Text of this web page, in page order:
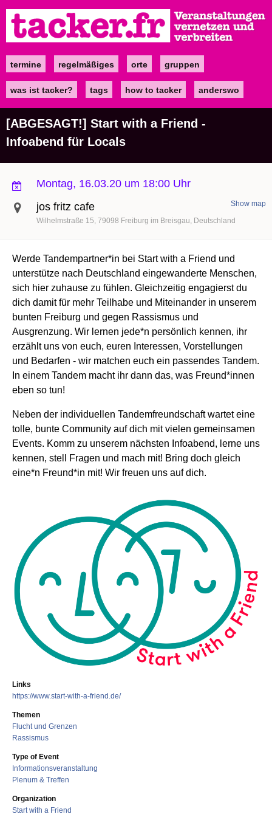
zum
Inhalt
Maintermine regelmäßiges orte gruppen
was ist tacker? tags how to tacker anderswo
[ABGESAGT!] Start with a Friend -
Infoabend für Locals
Montag, 16.03.20 um 18:00 Uhr
jos fritz cafe
Wilhelmstraße 15 79098 Freiburg im Breisgau Deutschland
Show map
Werde Tandempartner*in bei Start with a Friend und
unterstütze nach Deutschland eingewanderte Menschen,
sich hier zuhause zu fühlen. Gleichzeitig engagierst du
dich damit für mehr Teilhabe und Miteinander in unserem
bunten Freiburg und gegen Rassismus und
Ausgrenzung. Wir lernen jede*n persönlich kennen, ihr
erzählt uns von euch, euren Interessen, Vorstellungen
und Bedarfen - wir matchen euch ein passendes Tandem.
In einem Tandem macht ihr dann das, was Freund*innen
eben so tun!
Neben der individuellen Tandemfreundschaft wartet eine
tolle, bunte Community auf dich mit vielen gemeinsamen
Events. Komm zu unserem nächsten Infoabend, lerne uns
kennen, stell Fragen und mach mit! Bring doch gleich
eine*n Freund*in mit! Wir freuen uns auf dich.
Links
https://www.start-with-a-friend.de/
Themen
Flucht und Grenzen
Rassismus
Type of Event
Informationsveranstaltung
Plenum & Treffen
Organization
Start with a Friend